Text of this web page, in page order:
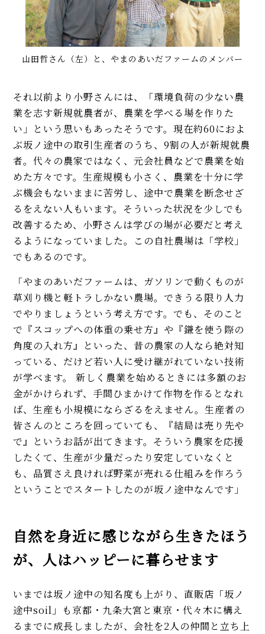
山田哲さん（左）と、やまのあいだファームのメンバー
それ以前より小野さんには、「環境負荷の少ない農
業を志す新規就農者が、農業を学べる場を作りた
い」という思いもあったそうです。現在約60におよ
ぶ坂ノ途中の取引生産者のうち、9割の人が新規就農
者。代々の農家ではなく、元会社員などで農業を始
めた方々です。生産規模も小さく、農業を十分に学
ぶ機会もないままに苦労し、途中で農業を断念せざ
るをえない人もいます。そういった状況を少しでも
改善するため、小野さんは学びの場が必要だと考え
るようになっていました。この自社農場は「学校」
でもあるのです。
「やまのあいだファームは、ガソリンで動くものが
草刈り機と軽トラしかない農場。できうる限り人力
でやりましょうという考え方です。でも、そのこと
で『スコップへの体重の乗せ方』や『鎌を使う際の
角度の入れ方』といった、昔の農家の人なら絶対知
っている、だけど若い人に受け継がれていない技術
が学べます。 新しく農業を始めるときには多額のお
金がかけられず、手間ひまかけて作物を作るとなれ
ば、生産も小規模にならざるをえません。生産者の
皆さんのところを回っていても、『結局は売り先や
で』というお話が出てきます。そういう農家を応援
したくて、生産が少量だったり安定していなくと
も、品質さえ良ければ野菜が売れる仕組みを作ろう
ということでスタートしたのが坂ノ途中なんです」
自然を身近に感じながら生きたほう
が、人はハッピーに暮らせます
いまでは坂ノ途中の知名度も上がり、直販店「坂ノ
途中soil」も京都・九条大宮と東京・代々木に構え
るまでに成長しましたが、会社を2人の仲間と立ち上